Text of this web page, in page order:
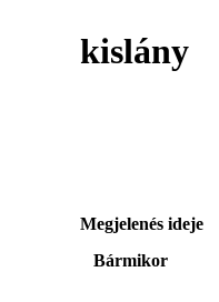
kislány
Megjelenés ideje
Bármikor